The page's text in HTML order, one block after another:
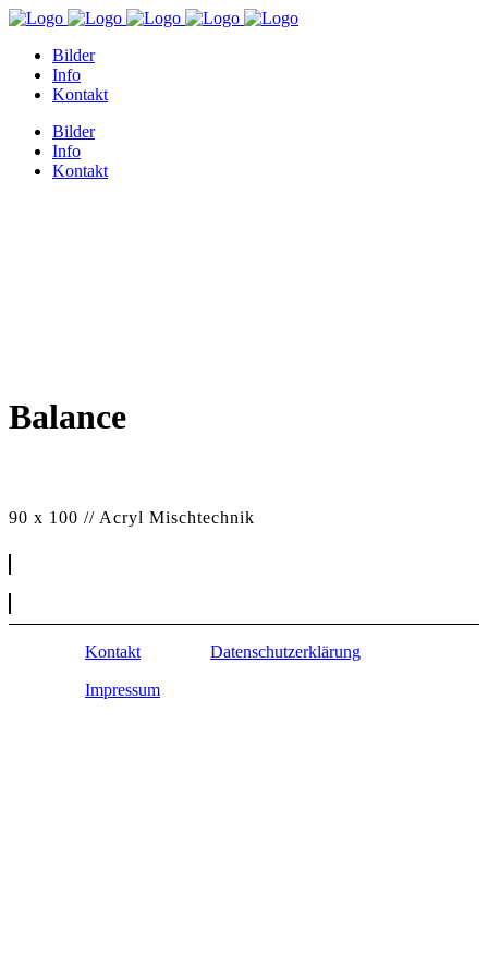
Bilder
Info
Kontakt
Bilder
Info
Kontakt
Balance
90 x 100 // Acryl Mischtechnik
Kontakt Datenschutzerklärung
Impressum